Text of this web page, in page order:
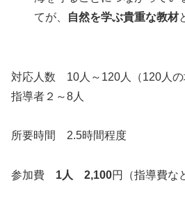
てが、
自然を学ぶ貴重な教材
対応人数 10人～120人（120人
指導者２～8人
所要時間 2.5時間程度
参加費 1人 2,100円（指導費な